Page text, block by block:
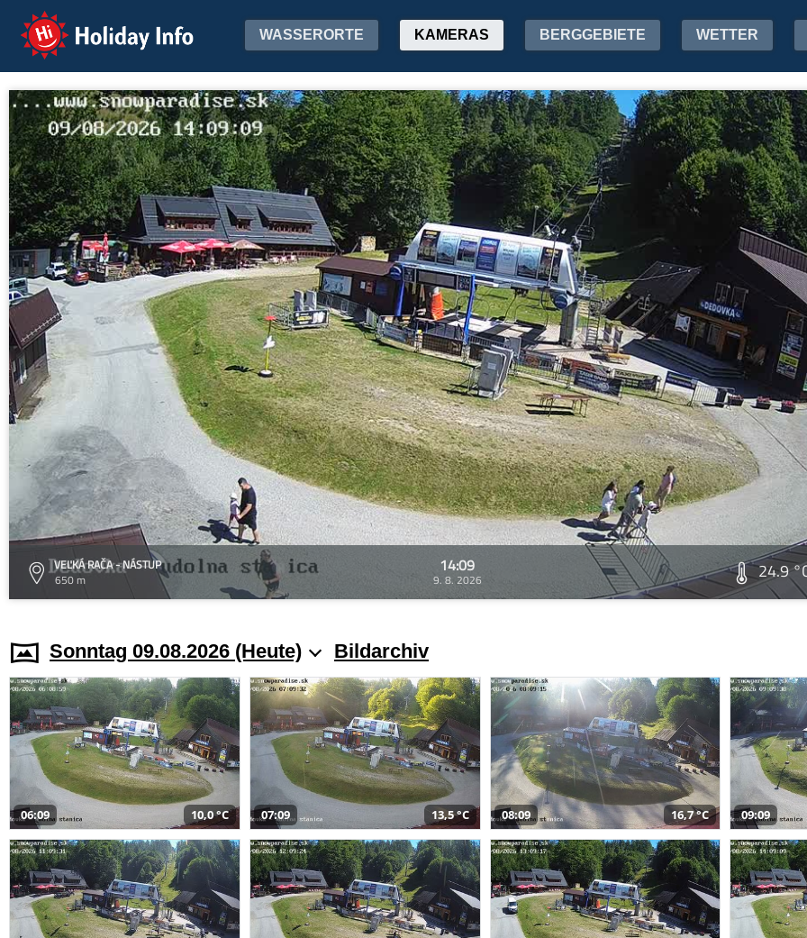
Holiday Info WASSERORTE KAMERAS BERGGEBIETE WETTER
VEĽKÁ RAČA - NÁSTUP
650 m
14:09
9. 8. 2026 24.9
Sonntag 09.08.2026 (Heute) Bildarchiv
06:09 10,0 °C 07:09 13,5 °C 08:09 16,7 °C 09:09